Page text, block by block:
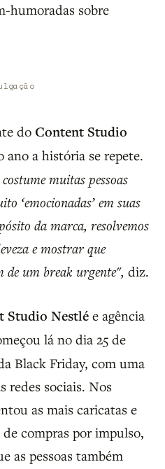
humoradas sobre
do Content Studio
ano a história se repete.
muitas pessoas
‘emocionadas’ em suas
da marca, resolvemos
e mostrar que
de um break urgente", diz.
Studio Nestlée agência
lá no dia 25 de
Black Friday, com uma
redes sociais. Nos
as mais caricatas e
compras por impulso,
as pessoas também